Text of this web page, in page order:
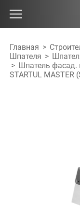
Главная >
Шпателя >
> Шпатель фасад.
STARTUL MASTER